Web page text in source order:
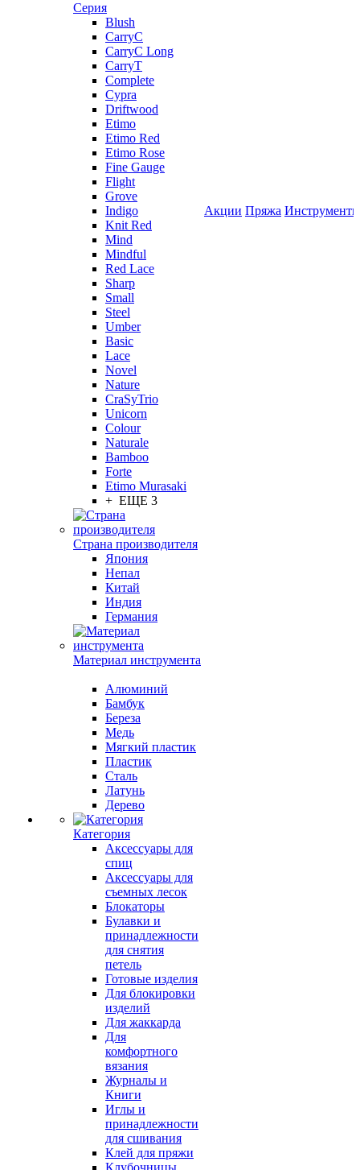
Серия
Blush
CarryC
CarryC Long
CarryT
Complete
Cypra
Driftwood
Etimo
Etimo Red
Etimo Rose
Fine Gauge
Flight
Grove
Indigo
Knit Red
Mind
Mindful
Red Lace
Sharp
Small
Steel
Umber
Basic
Lace
Novel
Nature
CraSyTrio
Unicorn
Colour
Naturale
Bamboo
Forte
Etimo Murasaki
+ ЕЩЕ 3
Страна производителя
Япония
Непал
Китай
Индия
Германия
Материал инструмента
Алюминий
Бамбук
Береза
Медь
Мягкий пластик
Пластик
Сталь
Латунь
Дерево
Категория
Аксессуары для
спиц
Аксессуары для
съемных лесок
Блокаторы
Булавки и
принадлежности
для снятия
петель
Готовые изделия
Для блокировки
изделий
Для жаккарда
Для
комфортного
вязания
Журналы и
Книги
Иглы и
принадлежности
для сшивания
Клей для пряжи
Клубочницы
Акции Пряжа Инструменты